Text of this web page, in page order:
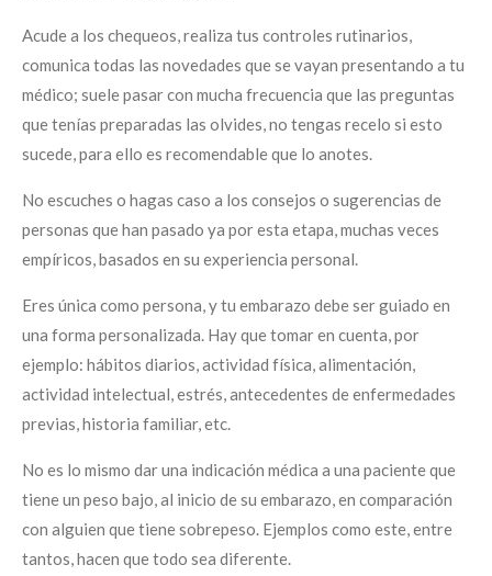
Acude a los chequeos, realiza tus controles rutinarios,
comunica todas las novedades que se vayan presentando a tu
médico; suele pasar con mucha frecuencia que las preguntas
que tenías preparadas las olvides, no tengas recelo si esto
sucede, para ello es recomendable que lo anotes.
No escuches o hagas caso a los consejos o sugerencias de
personas que han pasado ya por esta etapa, muchas veces
empíricos, basados en su experiencia personal.
Eres única como persona, y tu embarazo debe ser guiado en
una forma personalizada. Hay que tomar en cuenta, por
ejemplo: hábitos diarios, actividad física, alimentación,
actividad intelectual, estrés, antecedentes de enfermedades
previas, historia familiar, etc.
No es lo mismo dar una indicación médica a una paciente que
tiene un peso bajo, al inicio de su embarazo, en comparación
con alguien que tiene sobrepeso. Ejemplos como este, entre
tantos, hacen que todo sea diferente.